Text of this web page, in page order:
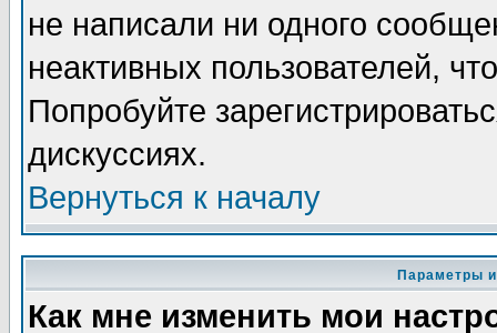
не написали ни одного
неактивных пользователей,
Попробуйте
дискуссиях.
Вернуться к началу
Параметры
Как мне изменить мои